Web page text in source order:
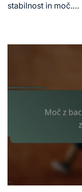
stabilnost in moč.…